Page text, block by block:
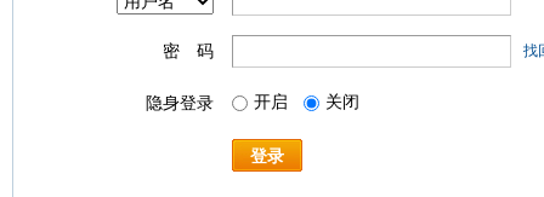
密 码 找
隐身登录 开启 关闭
登录